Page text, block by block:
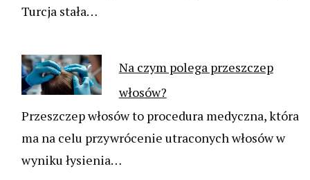
Turcja stała…
Na czym polega przeszczep
włosów?
Przeszczep włosów to procedura medyczna, która
ma na celu przywrócenie utraconych włosów w
wyniku łysienia…